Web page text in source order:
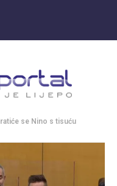
se Nino s tisuću